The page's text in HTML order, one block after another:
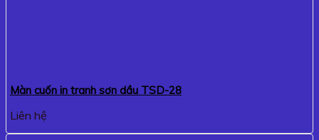
Màn cuốn in tranh sơn dầu TSD-28
Liên hệ